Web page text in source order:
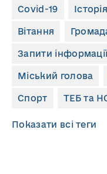
Covid-19 Історія
Вітання
Запити
Міський голова
Спорт ТЕБ та
Показати всі теги